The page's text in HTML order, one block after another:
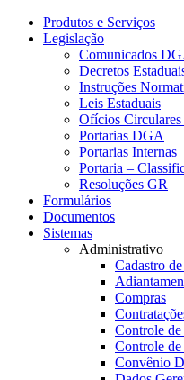
Produtos e Serviços
Legislação
Comunicados
Decretos
Instruções
Leis Estaduais
Ofícios
Portarias DGA
Portarias Internas
Portaria –
Resoluções GR
Formulários
Documentos
Sistemas
Administrativo
Cadastro
Compras
Controle de
Controle de
Convênio